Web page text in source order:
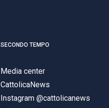
SECONDO TEMPO
Media center
CattolicaNews
Instagram @cattolicanews